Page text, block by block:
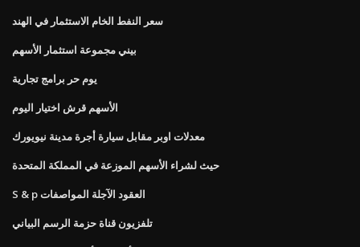
سعر النفط الخام الاستثمار في الهند
بيني مجموعة استثمار الأسهم
يوم حر برامج تجارية
الأسهم قرش اختيار اليوم
معدلات اوبر مقابل سيارة أجرة مدينة نيويورك
حيث لشراء الأسهم الموزعة في المملكة المتحدة
S & p العقود الآجلة المواصفات
تلفزيون قناة حزمة الرسم البياني